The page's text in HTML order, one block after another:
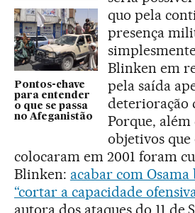
Pontos-chave
para entender
o que se passa
no Afeganistão
quo pela
presença
Blinken em
pela saída
deterioração
Porque, além
objetivos que
colocaram em 2001 foram
Blinken: acabar com
“cortar a capacidade
autora dos ataques do 11 de